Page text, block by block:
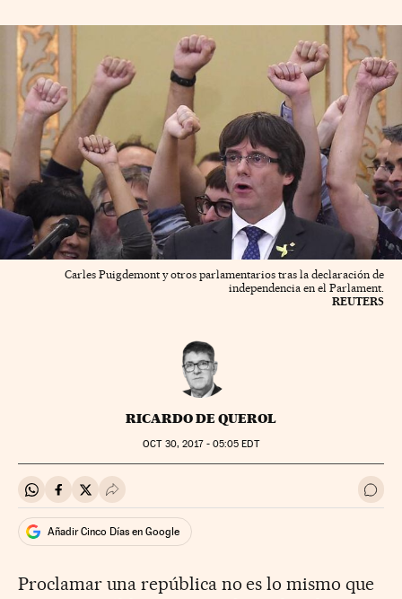
Carles Puigdemont y otros parlamentarios tras la declaración de
independencia en el Parlament.
REUTERS
RICARDO DE QUEROL
OCT30, 2017 - 05:05 EDT
Compartir en Whatsapp
Compartir en Facebook
Compartir en Twitter
Desplegar Redes Sociales Ir a
Añadir Cinco Días en Google
Proclamar una república no es lo mismo que